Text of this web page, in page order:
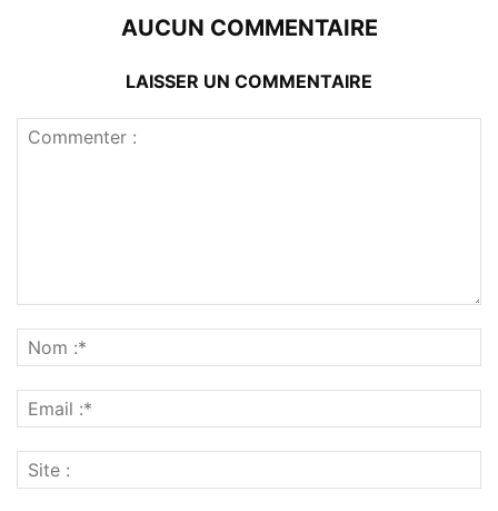
AUCUN COMMENTAIRE
LAISSER UN COMMENTAIRE